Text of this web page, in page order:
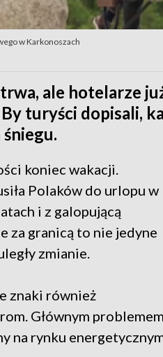
w Karkonoszach
ale hotelarze
turyści dopisali,
koniec wakacji.
Polaków do urlopu w
i z galopującą
za granicą to nie jedyne
zmianie.
znaki również
Głównym problemem
na rynku